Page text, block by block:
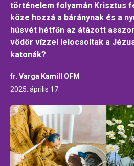
történelem folyamán Krisztus
köze hozzá a báránynak és a
húsvét hétfőn az átázott
vödör vízzel lelocsoltak a
katonák?
fr. Varga Kamill OFM
2025. április 17.